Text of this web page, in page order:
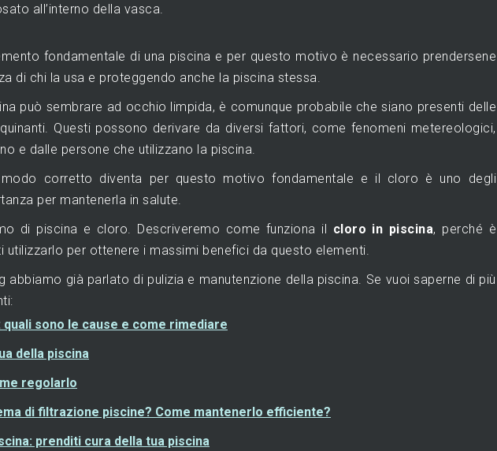
all’interno della vasca.
fondamentale di una piscina e per questo motivo è necessario prendersene
di chi la usa e proteggendo anche la piscina stessa.
può sembrare ad occhio limpida, è comunque probabile che siano presenti delle
Questi possono derivare da diversi fattori, come fenomeni metereologici,
e dalle persone che utilizzano la piscina.
modo corretto diventa per questo motivo fondamentale e il cloro è uno degli
per mantenerla in salute.
di piscina e cloro. Descriveremo come funziona il cloro in piscina, perché è
per ottenere i massimi benefici da questo elementi.
abbiamo già parlato di pulizia e manutenzione della piscina. Se vuoi saperne di più
sono le cause e come rimediare
della piscina
regolarlo
di filtrazione piscine? Come mantenerlo efficiente?
prenditi cura della tua piscina